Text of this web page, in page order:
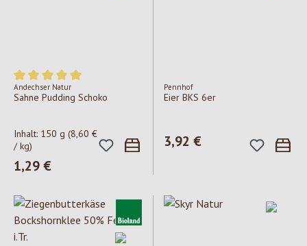
Durchschnittliche Bewertung von 5 von 5 Sternen
Andechser Natur
Sahne Pudding Schoko
Inhalt: 150 g (8,60 €
/ kg)
Regulärer Preis:
1,29 €
Pennhof
Eier BKS 6er
Regulärer Preis:
3,92 €